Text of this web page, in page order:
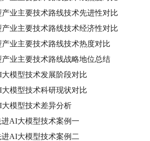
业主要技术路线技术先进性对比
业主要技术路线技术经济性对比
业主要技术路线技术热度对比
业主要技术路线战略地位总结
模型技术发展阶段对比
模型技术科研现状对比
大模型技术差异分析
进AI大模型技术案例一
进AI大模型技术案例二